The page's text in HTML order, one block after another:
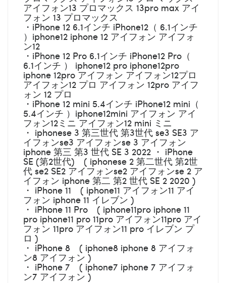
アイフォン13 プロマックス 13pro max アイ
フォン 13 プロマックス
・iPhone 12 6.1インチ iPhone12（ 6.1インチ
）iphone12 iphone 12 アイフォン アイフォ
ン12
・iPhone 12 Pro 6.1インチ iPhone12 Pro（
6.1インチ ） iphone12 pro iphone12pro
iphone 12pro アイフォン アイフォン12プロ
アイフォン12 プロ アイフォン 12pro アイフ
ォン 12 プロ
・iPhone 12 mini 5.4インチ iPhone12 mini（
5.4インチ ）iphone12mini アイフォン アイ
フォン12ミニ アイフォン12 mini ミニ
・ iphonese 3 第三世代 第3世代 se3 SE3 ア
イフォンse3 アイフォンse 3 アイフォン
iphone 第三 第3 世代 SE 3 2022 ・ iPhone
SE (第2世代) ( iphonese 2 第二世代 第2世
代 se2 SE2 アイフォンse2 アイフォンse 2 ア
イフォン iphone 第二 第2 世代 SE 2 2020 )
・ iPhone 11 ( iphone11 アイフォン11 アイ
フォン iphone 11 イレブン )
・ iPhone 11 Pro ( iphone11pro iphone 11
pro iphone11 pro 11pro アイフォン11pro アイ
フォン 11pro アイフォン11 pro イレブン プ
ロ )
・ iPhone 8 ( iphone8 iphone 8 アイフォ
ン8 アイフォン )
・ iPhone 7 ( iphone7 iphone 7 アイフォ
ン7 アイフォン )